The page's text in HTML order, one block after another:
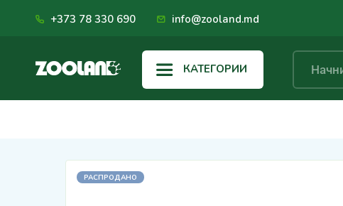
+373 78 330 690 info@zooland.md
КАТЕГОРИИ
РАСПРОДАНО